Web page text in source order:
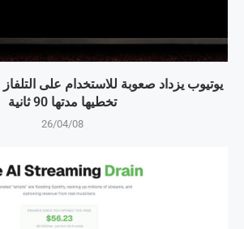
يوتيوب يزداد صعوبة للاستخدام على
تخطيها مدتها 90 ثانية
26/04/08